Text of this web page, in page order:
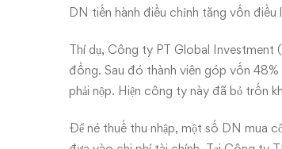
DN tiến hành điều chỉnh tăng vốn điều
Thí dụ, Công ty PT Global Investment
đồng. Sau đó thành viên góp vốn
phải nộp. Hiện công ty này đã bỏ trốn
Để né thuế thu nhập, một số DN mua